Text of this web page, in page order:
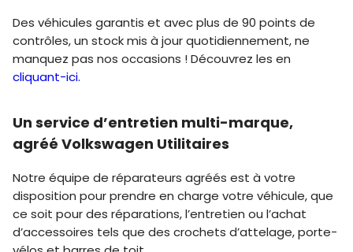
Des véhicules garantis et avec plus de 90 points de
contrôles, un stock mis à jour quotidiennement, ne
manquez pas nos occasions ! Découvrez les en
cliquant-ici.
Un service d’entretien multi-marque,
agréé Volkswagen Utilitaires
Notre équipe de réparateurs agréés est à votre
disposition pour prendre en charge votre véhicule, que
ce soit pour des réparations, l’entretien ou l’achat
d’accessoires tels que des crochets d’attelage, porte-